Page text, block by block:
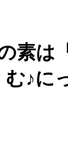
素
♪に